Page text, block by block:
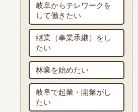
岐阜からテレワークを
して働きたい
継業（事業承継）をし
たい
林業を始めたい
岐阜で起業・開業がし
たい